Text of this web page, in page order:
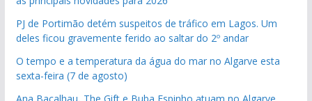
PJ de Portimão detém suspeitos de tráfico em Lagos. Um
deles ficou gravemente ferido ao saltar do 2º andar
O tempo e a temperatura da água do mar no Algarve esta
sexta-feira (7 de agosto)
Ana Bacalhau, The Gift e Buba Espinho atuam no Algarve